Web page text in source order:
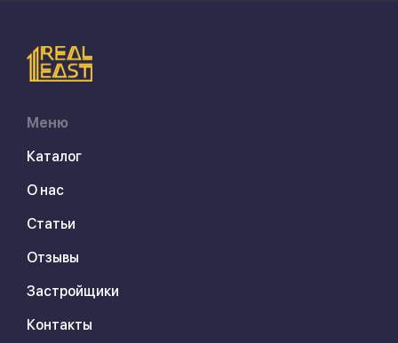
Меню
Каталог
О нас
Статьи
Отзывы
Застройщики
Контакты